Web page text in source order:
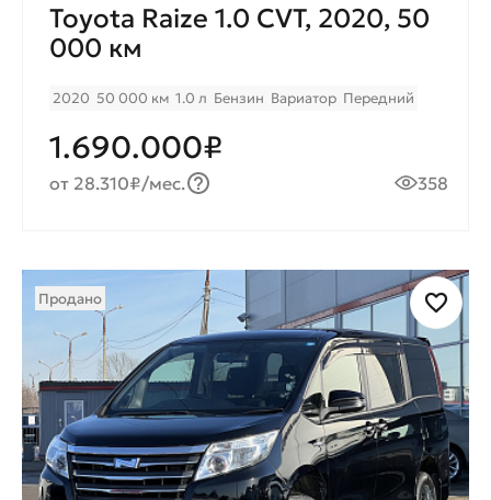
Toyota Raize 1.0 CVT, 2020, 50
000 км
2020 50 000 км 1.0 л Бензин Вариатор Передний
1.690.000₽
от 28.310₽/мес. 358
Продано